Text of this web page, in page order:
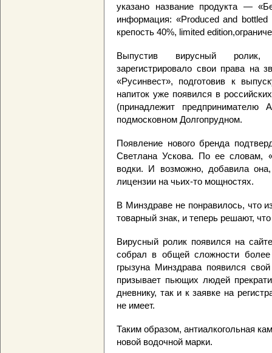
указано название продукта —
информация: «Produced and
крепость 40%, limited
Выпустив вирусный ролик,
зарегистрировало свои права на
«Русинвест», подготовив к
напиток уже появился в
(принадлежит предпринимателю
подмосковном Долгопрудном.
Появление нового бренда
Светлана Ускова. По ее словам,
водки. И возможно, добавила
лицензии на чьих-то мощностях.
В Минздраве не понравилось, что
товарный знак, и теперь решают,
Вирусный ролик появился на
собрал в общей сложности
грызуна Минздрава появился
призывает пьющих людей
дневнику, так и к заявке на
не имеет.
Таким образом, антиалкогольная
новой водочной марки.